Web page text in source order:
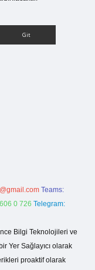
Teams:
0 726 Telegram:
Bilgi Teknolojileri ve
Yer Sağlayıcı olarak
proaktif olarak